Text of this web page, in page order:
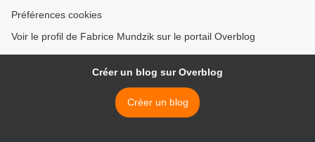
Préférences cookies
Voir le profil de Fabrice Mundzik sur le portail Overblog
Créer un blog sur Overblog
Créer un blog